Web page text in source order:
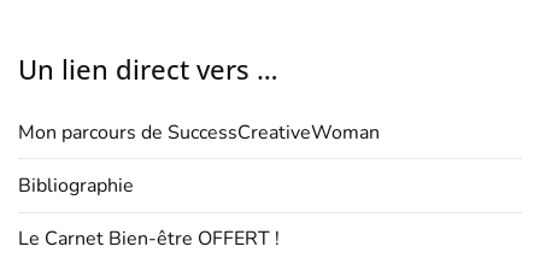
Un lien direct vers …
Mon parcours de SuccessCreativeWoman
Bibliographie
Le Carnet Bien-être OFFERT !